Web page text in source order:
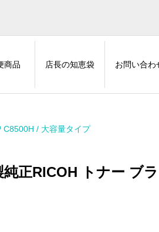
商品 店長の知恵袋 お問い合わ
C8500H / 大容量タイプ
純正RICOH トナー ブ